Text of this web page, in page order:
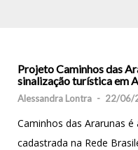
Projeto Caminhos das
sinalização turística em
Alessandra Lontra - 22/06/
Caminhos das Ararunas
cadastrada na Rede